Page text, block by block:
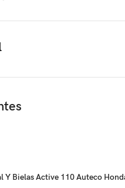
Bielas Active 110 Auteco